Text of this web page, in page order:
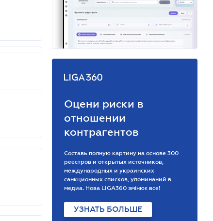
Оцени риски в
отношении
контрагентов
Составь полную картину на основе 300
реестров и открытых источников,
международных и украинских
санкционных списков, упоминаний в
медиа. Нова LIGA360 змінює все!
УЗНАТЬ БОЛЬШЕ